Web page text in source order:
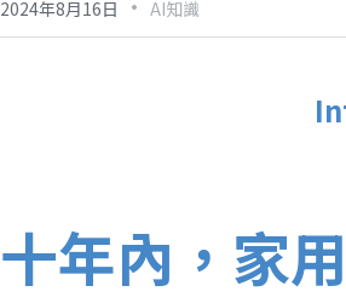
2024年8月16日 AI知識
十年內，家